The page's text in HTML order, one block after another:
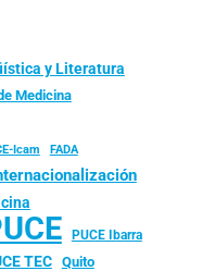
y Literatura
Medicina
Icam FADA
PUCE Ibarra
TEC
Quito